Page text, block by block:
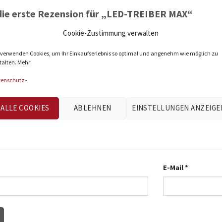
Cookie-Zustimmung verwalten
Cookies, um Ihr Einkaufserlebnis so optimal und angenehm wie möglich zu
Mehr:
-
ALLE COOKIES ABLEHNEN EINSTELLUNGEN
erste Rezension für „LED-TREIBER MAX“
*
E-Mail*